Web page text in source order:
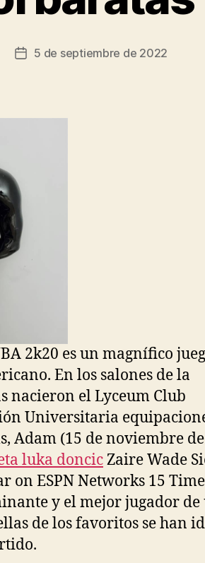
Fecha5 de septiembre de 2022
2k20 es un magnífico
En los salones de la
nacieron el Lyceum Club
Universitaria
Adam (15 de noviembre
luka doncicZaire Wade
on ESPN Networks 15
y el mejor jugador de
de los favoritos se han